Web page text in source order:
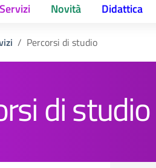
Servizi Novità Didattica
Percorsi di studio
di studio